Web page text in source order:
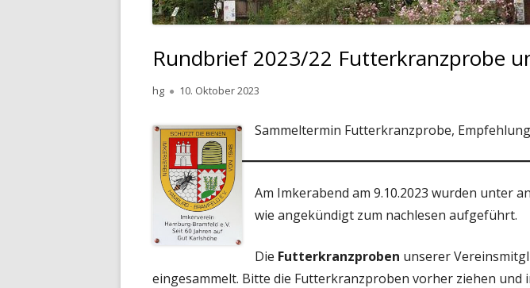
Rundbrief 2023/22 Futterkranzprobe
Autor
hg
Veröffentlicht
10. Oktober 2023
Sammeltermin Futterkranzprobe,
Am Imkerabend am 9.10.2023 wurden unter
wie angekündigt zum nachlesen aufgeführt.
Die Futterkranzproben unserer
eingesammelt. Bitte die Futterkranzproben vorher ziehen und